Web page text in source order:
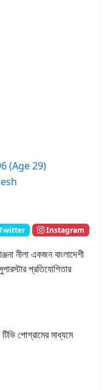
(Age 29)
Instagram
নীলা একজন বাংলাদেশী
প্রতিযোগিতার
পোগ্রামের মাধ্যমে